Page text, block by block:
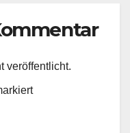
veröffentlicht.